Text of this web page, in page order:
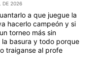
DE 2026
a que juegue la
hacerlo campeón y si
torneo más sin
basura y todo porque
traiganse al profe